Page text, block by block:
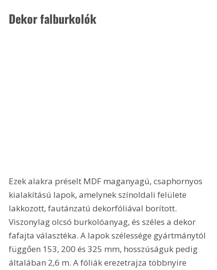
Dekor falburkolók
Ezek alakra préselt MDF maganyagú, csaphornyos
kialakítású lapok, amelynek színoldali felülete
lakkozott, fautánzatú dekorfóliával borított.
Viszonylag olcsó burkolóanyag, és széles a dekor
fafajta választéka. A lapok szélessége gyártmánytól
függően 153, 200 és 325 mm, hosszúságuk pedig
általában 2,6 m. A fóliák erezetrajza többnyire